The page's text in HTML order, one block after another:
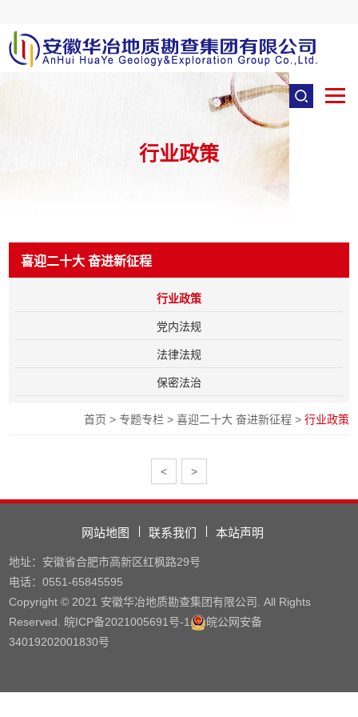
行业政策
喜迎二十大 奋进新征程
行业政策
党内法规
法律法规
保密法治
首页 > 专题专栏 > 喜迎二十大 奋进新征程> 行业政策
< >
网站地图 联系我们 本站声明
地址：安徽省合肥市高新区红枫路29号
电话：0551-65845595
Copyright © 2021 安徽华冶地质勘查集团有限公司. All Rights
Reserved. 皖ICP备2021005691号-1
皖公网安备
34019202001830号